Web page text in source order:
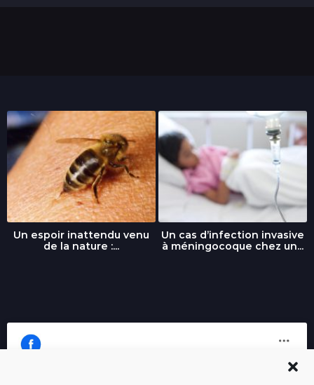
Un espoir inattendu venu
de la nature :...
Un cas d’infection invasive
à méningocoque chez un...